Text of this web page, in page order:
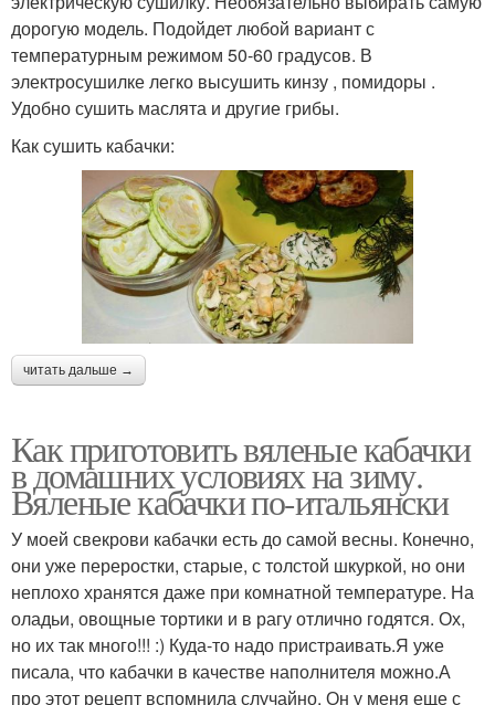
дорогую модель. Подойдет любой вариант с
температурным режимом 50-60 градусов. В
электросушилке легко высушить кинзу , помидоры .
Удобно сушить маслята и другие грибы.
Как сушить кабачки:
читать дальше →
Как приготовить вяленые кабачки
в домашних условиях на зиму.
Вяленые кабачки по-итальянски
У моей свекрови кабачки есть до самой весны. Конечно,
они уже переростки, старые, с толстой шкуркой, но они
неплохо хранятся даже при комнатной температуре. На
оладьи, овощные тортики и в рагу отлично годятся. Ох,
но их так много!!! :) Куда-то надо пристраивать.Я уже
писала, что кабачки в качестве наполнителя можно.А
про этот рецепт вспомнила случайно. Он у меня еще с